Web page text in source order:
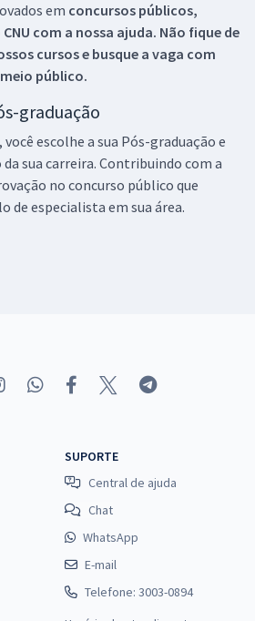
em concursos públicos,
com a nossa ajuda. Não fique de
cursos e busque a vaga com
público.
graduação
escolhe a sua Pós-graduação e
sua carreira. Contribuindo com a
no concurso público que
de especialista em sua área.
SUPORTE
Central de ajuda
Chat
WhatsApp
E-mail
Telefone: 3003-0894